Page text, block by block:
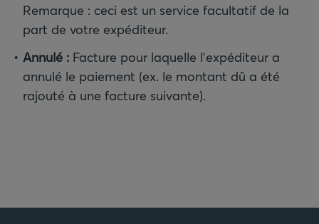
Remarque : ceci est un service facultatif de la
part de votre expéditeur.
Annulé : Facture pour laquelle l'expéditeur a
annulé le paiement (ex. le montant dû a été
rajouté à une facture suivante).